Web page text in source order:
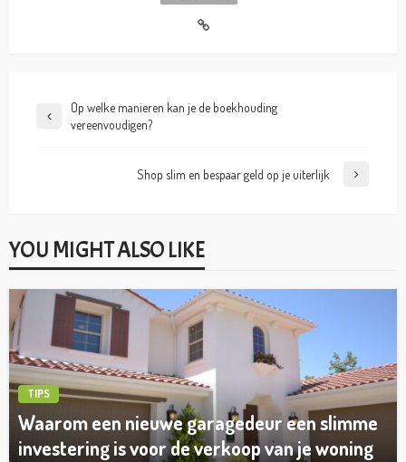
Op welke manieren kan je de boekhouding
vereenvoudigen?
Shop slim en bespaar geld op je uiterlijk
YOU MIGHT ALSO LIKE
TIPS
Waarom een nieuwe garagedeur een slimme
investering is voor de verkoop van je woning